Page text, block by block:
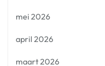
mei 2026
april 2026
maart 2026